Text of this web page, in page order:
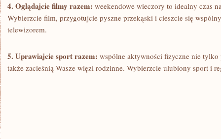
4. Oglądajcie filmy razem: weekendowe wieczory to idealny czas
Wybierzcie film,⁣ przygotujcie pyszne przekąski i‍ cieszcie się
telewizorem.
5. Uprawiajcie sport razem: wspólne aktywności fizyczne nie tylko
także ​zacieśnią Wasze więzi rodzinne. Wybierzcie ulubiony sport i